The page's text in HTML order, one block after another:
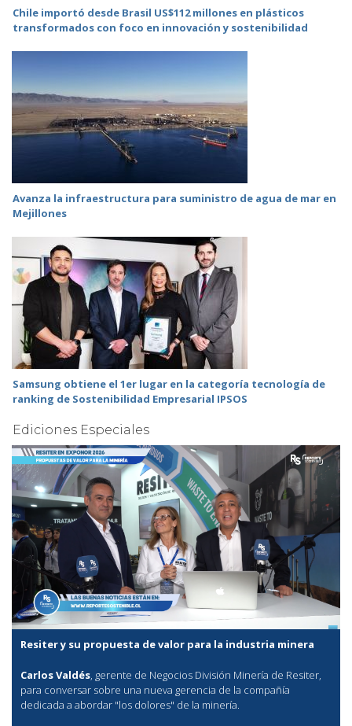
Chile importó desde Brasil US$112 millones en plásticos
transformados con foco en innovación y sostenibilidad
Avanza la infraestructura para suministro de agua de mar en
Mejillones
Samsung obtiene el 1er lugar en la categoría tecnología de
ranking de Sostenibilidad Empresarial IPSOS
Ediciones Especiales
Resiter y su propuesta de valor para la industria minera
Carlos Valdés, gerente de Negocios División Minería de Resiter,
para conversar sobre una nueva gerencia de la compañía
dedicada a abordar "los dolores" de la minería.